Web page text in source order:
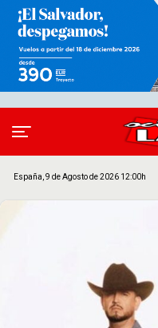
España, 9 de Agosto de 2026 12:00h